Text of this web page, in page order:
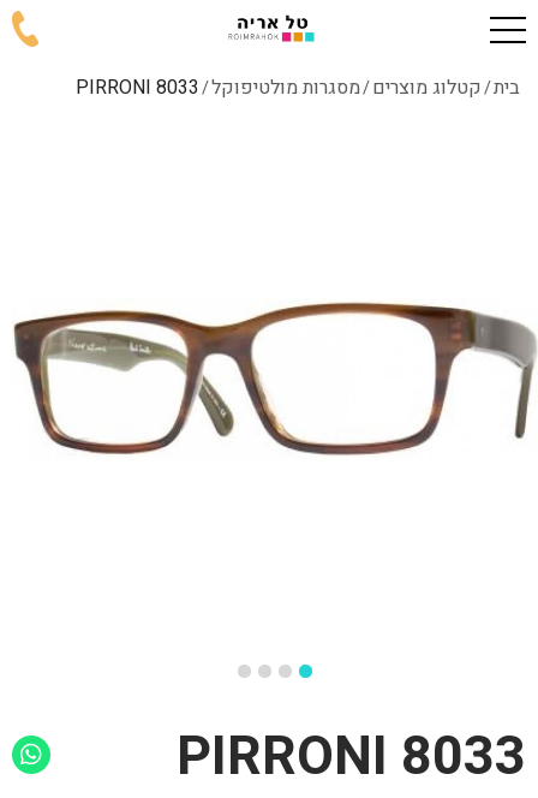
בית/קטלוג מוצרים/מסגרות מולטיפוקל/
8033 PIRRONI
8033 PIRRONI